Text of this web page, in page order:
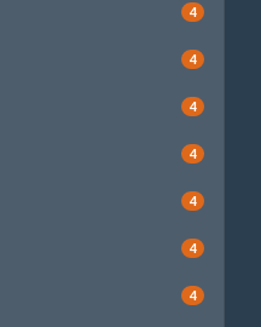
4
4
4
4
4
4
4